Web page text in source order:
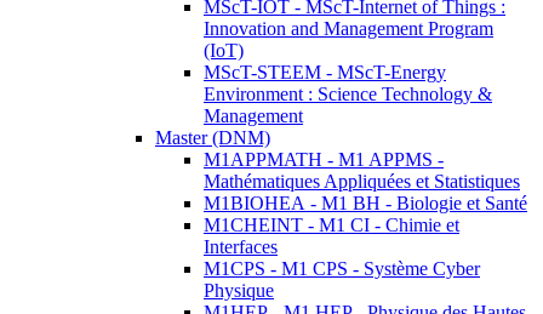
MScT-IOT - MScT-Internet of Things :
Innovation and Management Program
(IoT)
MScT-STEEM - MScT-Energy
Environment : Science Technology &
Management
Master (DNM)
M1APPMATH - M1 APPMS -
Mathématiques Appliquées et Statistiques
M1BIOHEA - M1 BH - Biologie et Santé
M1CHEINT - M1 CI - Chimie et
Interfaces
M1CPS - M1 CPS - Système Cyber
Physique